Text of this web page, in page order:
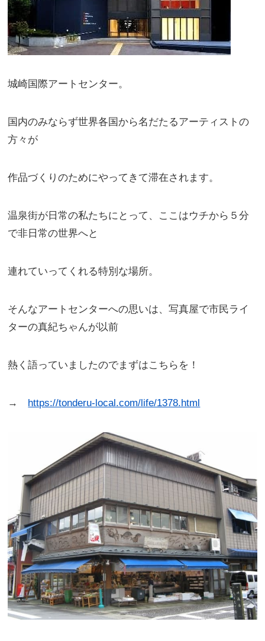
城崎国際アートセンター。
国内のみならず世界各国から名だたるアーティストの
方々が
作品づくりのためにやってきて滞在されます。
温泉街が日常の私たちにとって、ここはウチから５分
で非日常の世界へと
連れていってくれる特別な場所。
そんなアートセンターへの思いは、写真屋で市民ライ
ターの真紀ちゃんが以前
熱く語っていましたのでまずはこちらを！
→ https://tonderu-local.com/life/1378.html